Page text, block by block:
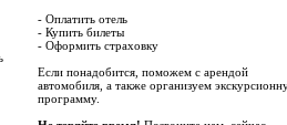
- Оплатить отель
- Купить билеты
- Оформить страховку
Если понадобится, поможем с арендой
автомобиля, а также организуем
программу.